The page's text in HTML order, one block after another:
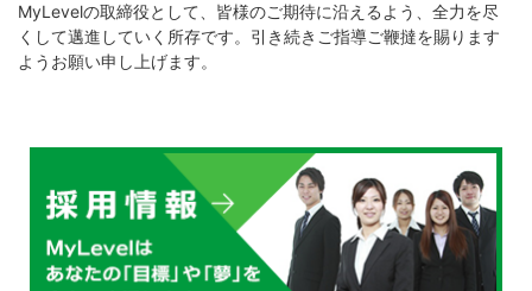
MyLevelの取締役として、皆様のご期待に沿えるよう、全力を尽
くして邁進していく所存です。引き続きご指導ご鞭撻を賜ります
ようお願い申し上げます。